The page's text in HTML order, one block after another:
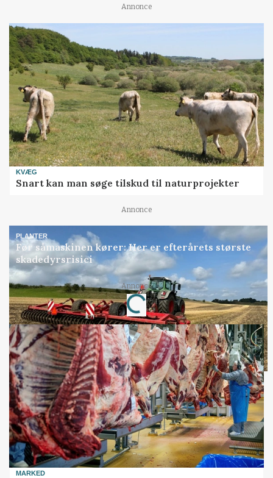
Annonce
KVÆG
Snart kan man søge tilskud til naturprojekter
Annonce
PLANTER
Før såmaskinen kører: Her er efterårets største
skadedyrsrisici
Annonce
Loading...
MARKED